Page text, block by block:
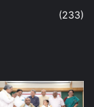
(233)